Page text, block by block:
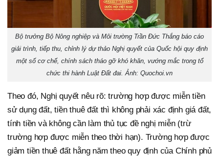
Bộ trưởng Bộ Nông nghiệp và Môi trường Trần Đức Thắng báo cáo
giải trình, tiếp thu, chỉnh lý dự thảo Nghị quyết của Quốc hội quy định
một số cơ chế, chính sách tháo gỡ khó khăn, vướng mắc trong tổ
chức thi hành Luật Đất đai. Ảnh: Quochoi.vn
Theo đó, Nghị quyết nêu rõ: trường hợp được miễn tiền
sử dụng đất, tiền thuê đất thì không phải xác định giá đất,
tính tiền và không cần làm thủ tục đề nghị miễn (trừ
trường hợp được miễn theo thời hạn). Trường hợp được
giảm tiền thuê đất hằng năm theo quy định của Chính phủ